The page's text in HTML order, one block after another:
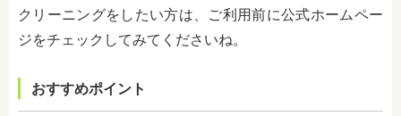
クリーニングをしたい方は、ご利用前に公式ホームペー
ジをチェックしてみてくださいね。
おすすめポイント